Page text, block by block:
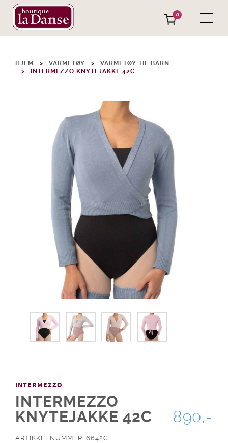
0
HJEM VARMETØY
VARMETØY TIL BARN
INTERMEZZO KNYTEJAKKE 42C
INTERMEZZO
INTERMEZZO
KNYTEJAKKE 42C
890,-
ARTIKKELNUMMER: 6642C